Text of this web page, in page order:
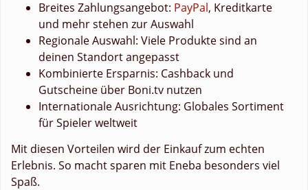
Breites Zahlungsangebot: PayPal, Kreditkarte
und mehr stehen zur Auswahl
Regionale Auswahl: Viele Produkte sind an
deinen Standort angepasst
Kombinierte Ersparnis: Cashback und
Gutscheine über Boni.tv nutzen
Internationale Ausrichtung: Globales Sortiment
für Spieler weltweit
Mit diesen Vorteilen wird der Einkauf zum echten
Erlebnis. So macht sparen mit Eneba besonders viel
Spaß.